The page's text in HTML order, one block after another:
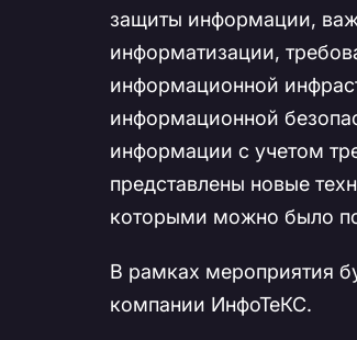
защиты информации,
информатизации,
информационной
информационной
информации с учетом
представлены новые
которыми можно было
В рамках мероприятия
компании ИнфоТеКС.